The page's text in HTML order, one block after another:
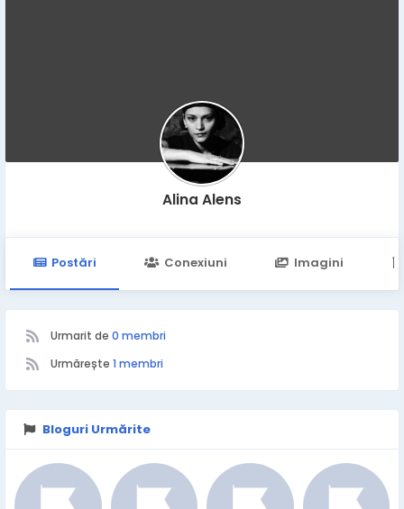
Alina Alens
Postări Conexiuni Imagini
Urmarit de 0 membri
Urmărește 1 membri
Bloguri Urmărite